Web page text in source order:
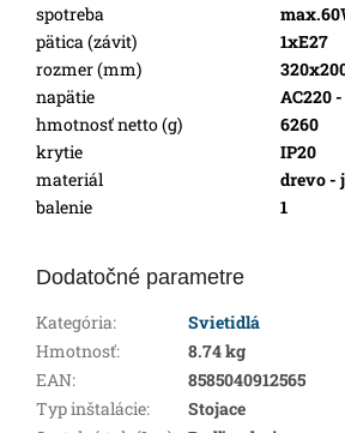
spotreba
pätica (závit)
1xE27
rozmer (mm)
napätie
AC220
hmotnosť netto (g)
6260
krytie
IP20
materiál
drevo -
balenie
1
Dodatočné parametre
Kategória:
Svietidlá
Hmotnosť:
8.74 kg
EAN:
8585040912565
Typ inštalácie:
Stojace